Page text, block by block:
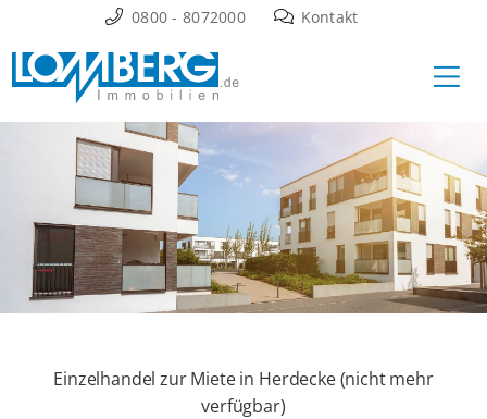
Inhalt
springen
0800 - 8072000 Kontakt
Einzelhandel zur Miete in Herdecke (nicht mehr
verfügbar)